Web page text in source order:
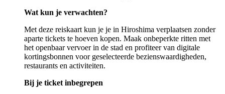
Wat kun je verwachten?
Met deze reiskaart kun je je in Hiroshima verplaatsen zonder
aparte tickets te hoeven kopen. Maak onbeperkte ritten met
het openbaar vervoer in de stad en profiteer van digitale
kortingsbonnen voor geselecteerde bezienswaardigheden,
restaurants en activiteiten.
Bij je ticket inbegrepen